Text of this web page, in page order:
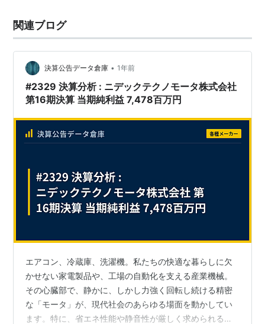
関連ブログ
決算公告データ倉庫 • 1年前
#2329 決算分析 : ニデックテクノモータ株式会社
第16期決算 当期純利益 7,478百万円
エアコン、冷蔵庫、洗濯機。私たちの快適な暮らしに欠
かせない家電製品や、工場の自動化を支える産業機械。
その心臓部で、静かに、しかし力強く回転し続ける精密
な「モータ」が、現代社会のあらゆる場面を動かしてい
ます。特に、省エネ性能や静音性が厳しく求められるエ